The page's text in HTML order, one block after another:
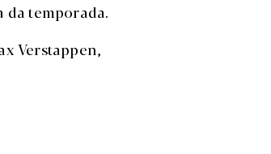
da temporada.
Verstappen,